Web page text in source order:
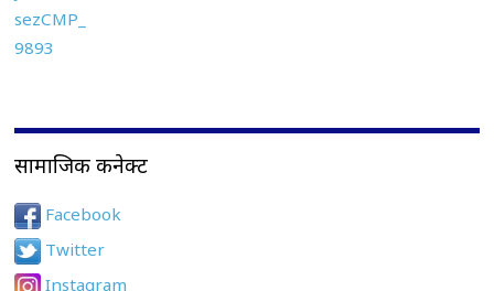
सामाजिक कनेक्ट
Facebook
Twitter
Instagram